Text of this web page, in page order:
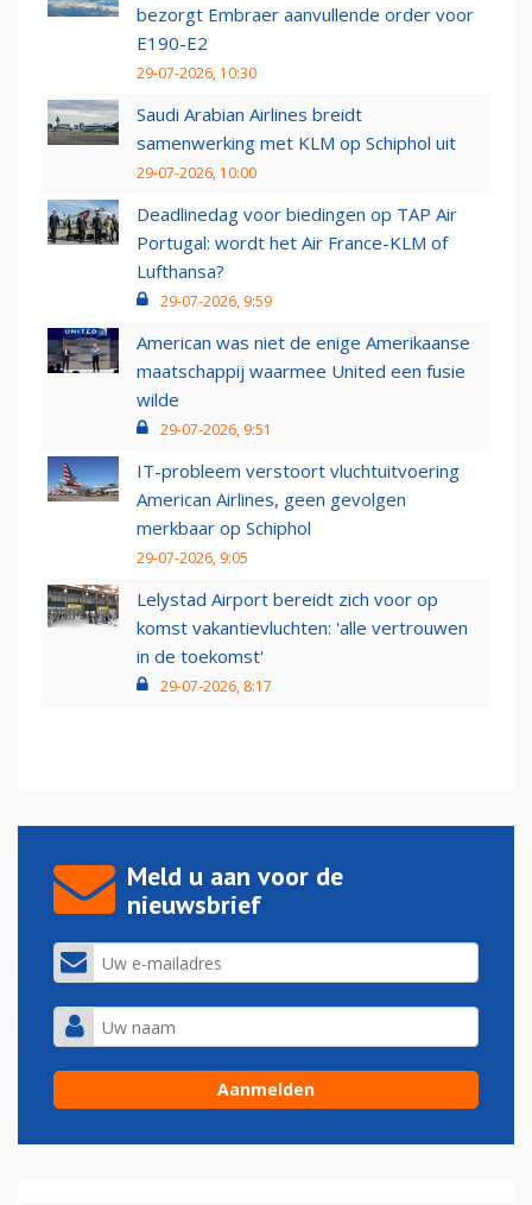
bezorgt Embraer aanvullende order voor
E190-E2
29-07-2026, 10:30
Saudi Arabian Airlines breidt
samenwerking met KLM op Schiphol uit
29-07-2026, 10:00
Deadlinedag voor biedingen op TAP Air
Portugal: wordt het Air France-KLM of
Lufthansa?
29-07-2026, 9:59
American was niet de enige Amerikaanse
maatschappij waarmee United een fusie
wilde
29-07-2026, 9:51
IT-probleem verstoort vluchtuitvoering
American Airlines, geen gevolgen
merkbaar op Schiphol
29-07-2026, 9:05
Lelystad Airport bereidt zich voor op
komst vakantievluchten: 'alle vertrouwen
in de toekomst'
29-07-2026, 8:17
Meld u aan voor de
nieuwsbrief